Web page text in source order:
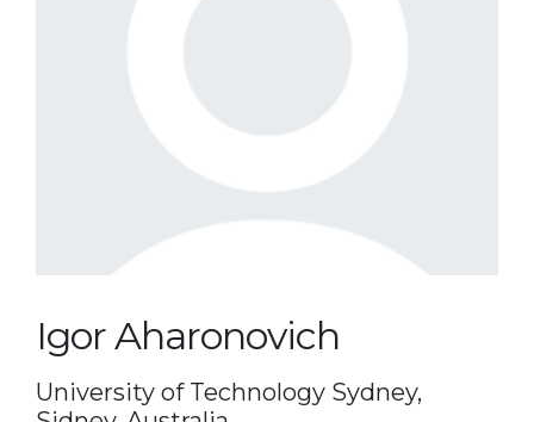
Igor Aharonovich
University of Technology Sydney,